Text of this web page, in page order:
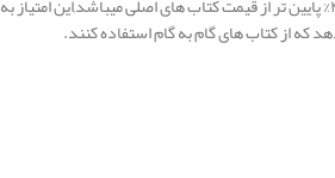
که از کتاب های گام به گام استفاده کنند.